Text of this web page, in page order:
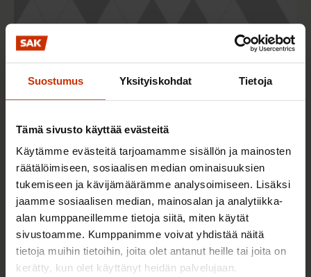
Suostumus Yksityiskohdat Tietoja
Tämä sivusto käyttää evästeitä
Käytämme evästeitä tarjoamamme sisällön ja mainosten
räätälöimiseen, sosiaalisen median ominaisuuksien
tukemiseen ja kävijämäärämme analysoimiseen. Lisäksi
jaamme sosiaalisen median, mainosalan ja analytiikka-
alan kumppaneillemme tietoja siitä, miten käytät
sivustoamme. Kumppanimme voivat yhdistää näitä
tietoja muihin tietoihin, joita olet antanut heille tai joita on
kerätty, kun olet käyttänyt heidän palvelujaan.
29.12.2021Kiky luo tulevaisuuden uskoa
Olisiko vetovoima parempi ratkaisu kuin
irtisanomisen helpottaminen?
TALOUS JA ELINKEINOELÄMÄ